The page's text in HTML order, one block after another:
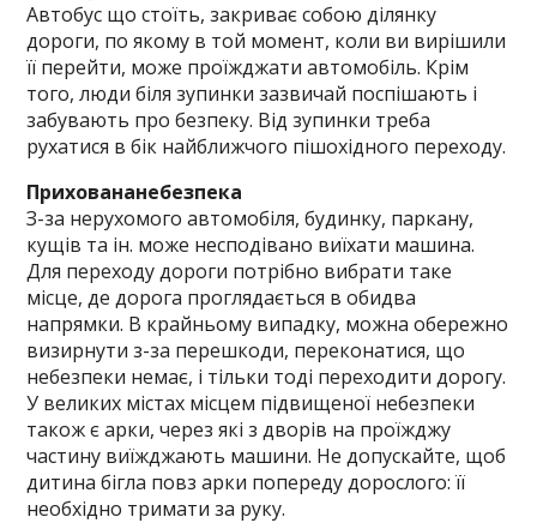
Автобус що стоїть, закриває собою ділянку
дороги, по якому в той момент, коли ви вирішили
її перейти, може проїжджати автомобіль. Крім
того, люди біля зупинки зазвичай поспішають і
забувають про безпеку. Від зупинки треба
рухатися в бік найближчого пішохідного переходу.
Приховананебезпека
З-за нерухомого автомобіля, будинку, паркану,
кущів та ін. може несподівано виїхати машина.
Для переходу дороги потрібно вибрати таке
місце, де дорога проглядається в обидва
напрямки. В крайньому випадку, можна обережно
визирнути з-за перешкоди, переконатися, що
небезпеки немає, і тільки тоді переходити дорогу.
У великих містах місцем підвищеної небезпеки
також є арки, через які з дворів на проїжджу
частину виїжджають машини. Не допускайте, щоб
дитина бігла повз арки попереду дорослого: її
необхідно тримати за руку.